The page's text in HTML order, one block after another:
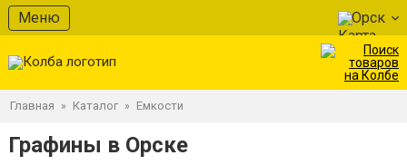
Меню Орск
Главная » Каталог » Емкости
Графины в Орске